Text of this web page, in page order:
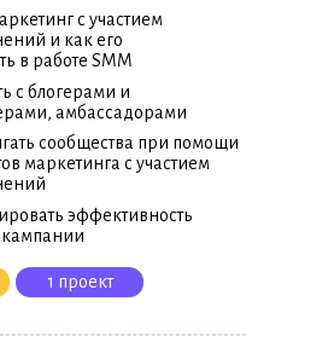
с участием
и как его
в работе SMM
с блогерами и
амбассадорами
сообщества при помощи
маркетинга с участием
эффективность
1 проект